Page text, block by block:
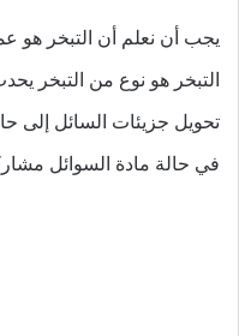
يجب أن نعلم أن التبخر هو
التبخر هو نوع من التبخر
تحويل جزيئات السائل إلى
في حالة مادة السوائل